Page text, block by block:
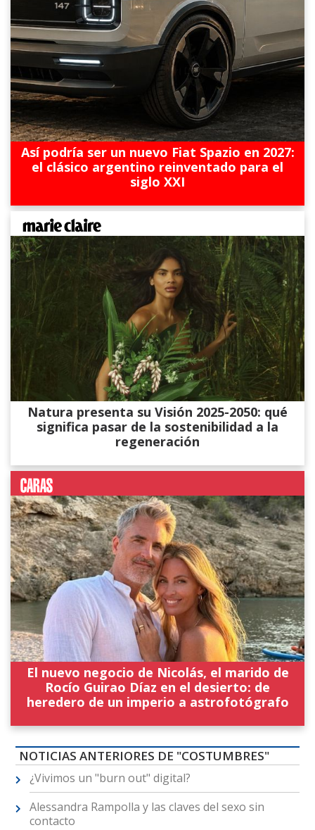
Así podría ser un nuevo Fiat Spazio en 2027:
el clásico argentino reinventado para el
siglo XXI
Natura presenta su Visión 2025-2050: qué
significa pasar de la sostenibilidad a la
regeneración
El nuevo negocio de Nicolás, el marido de
Rocío Guirao Díaz en el desierto: de
heredero de un imperio a astrofotógrafo
NOTICIAS ANTERIORES DE "COSTUMBRES"
¿Vivimos un "burn out" digital?
Alessandra Rampolla y las claves del sexo sin
contacto